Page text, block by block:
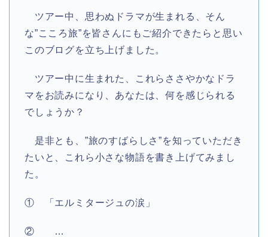
ツアー中、思わぬドラマが生まれる、そん
な”こころ旅”を皆さんにもご紹介できたらと思い
このブログを立ち上げました。
ツアー中に生まれた、これらささやかなドラ
マをお読みになり、あなたは、何を感じられる
でしょうか？
是非とも、”旅のすばらしさ”を知っていただき
たいと、これら小さな物語を書き上げてみまし
た。
① 「エルミタージュの涙」
② …